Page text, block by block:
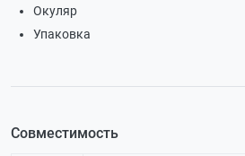
Окуляр
Упаковка
Совместимость